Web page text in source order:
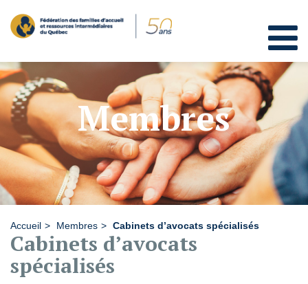
Membres
Accueil Membres Cabinets d’avocats spécialisés
Cabinets d’avocats
spécialisés